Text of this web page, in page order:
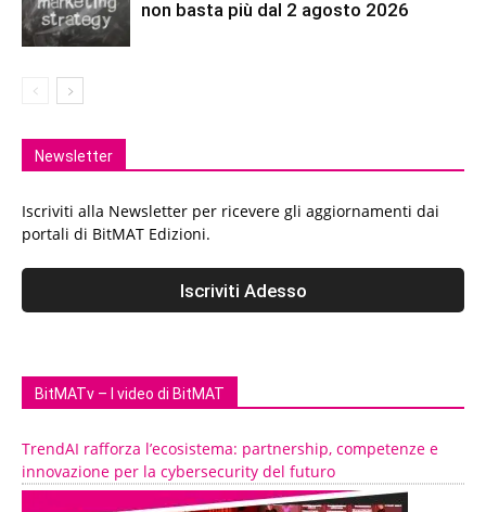
non basta più dal 2 agosto 2026
Newsletter
Iscriviti alla Newsletter per ricevere gli aggiornamenti dai
portali di BitMAT Edizioni.
BitMATv – I video di BitMAT
TrendAI rafforza l’ecosistema: partnership, competenze e
innovazione per la cybersecurity del futuro